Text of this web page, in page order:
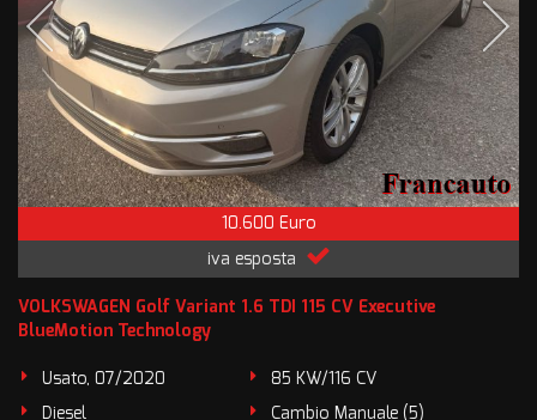
10.600 Euro
iva esposta
VOLKSWAGEN Golf Variant 1.6 TDI 115 CV Executive
BlueMotion Technology
Usato, 07/2020
85 KW/116 CV
Diesel
Cambio Manuale (5)